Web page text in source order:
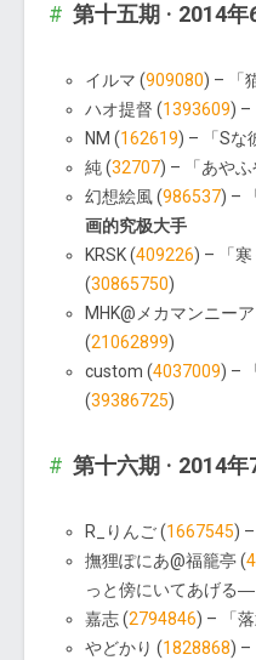
第十五期 · 2014年
イルマ (909080) – 「
ハオ提督 (1393609) –
NM (162619) – 「Sな
純 (32707) – 「あやふ
幻想絵風 (986537) –
画的究极大手
KRSK (409226) – 「寒
(30865750)
MHK@メカマンニー
(21062899)
custom (4037009) –
(39386725)
第十六期 · 2014年
R_りんご (1667545)
撫狸ぽにあ@福籠亭 (
っと傍にいてあげる
嘉志 (2794846) – 「
やどかり (1828868) –